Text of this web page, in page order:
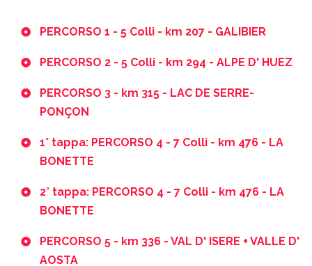
PERCORSO 1 - 5 Colli - km 207 - GALIBIER
PERCORSO 2 - 5 Colli - km 294 - ALPE D' HUEZ
PERCORSO 3 - km 315 - LAC DE SERRE-
PONÇON
1° tappa: PERCORSO 4 - 7 Colli - km 476 - LA
BONETTE
2° tappa: PERCORSO 4 - 7 Colli - km 476 - LA
BONETTE
PERCORSO 5 - km 336 - VAL D' ISERE + VALLE D'
AOSTA